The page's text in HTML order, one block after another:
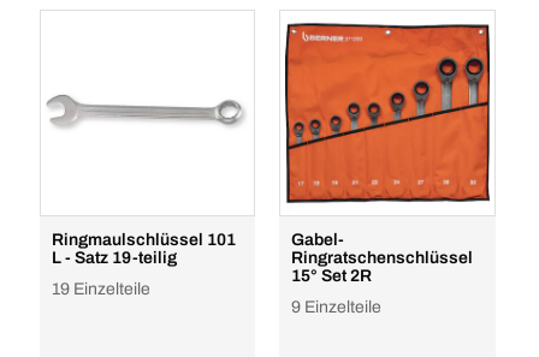
Ringmaulschlüssel 101
L - Satz 19-teilig
19 Einzelteile
Gabel-
Ringratschenschlüssel
15° Set 2R
9 Einzelteile